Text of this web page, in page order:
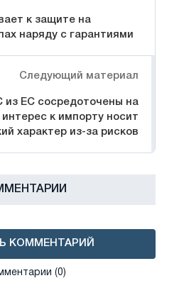
к защите на
наряду с гарантиями
Следующий материал
из ЕС сосредоточены на
к импорту носит
характер из-за рисков
КОММЕНТАРИЙ
(0)